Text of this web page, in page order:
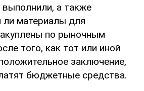
а также
ли материалы для
по рыночным
того, как тот или иной
заключение,
бюджетные средства.